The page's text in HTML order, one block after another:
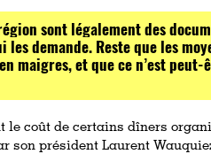
sont légalement des
demande. Reste que les
maigres, et que ce n’est peut-
le coût de certains dîners
son président Laurent